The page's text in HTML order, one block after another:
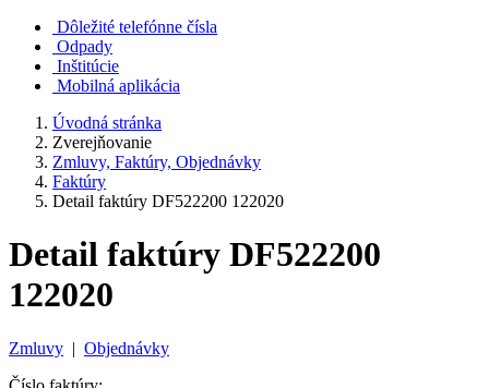
Dôležité telefónne čísla
Odpady
Inštitúcie
Mobilná aplikácia
Úvodná stránka
Zverejňovanie
Zmluvy, Faktúry, Objednávky
Faktúry
Detail faktúry DF522200 122020
Detail faktúry DF522200
122020
Zmluvy | Objednávky